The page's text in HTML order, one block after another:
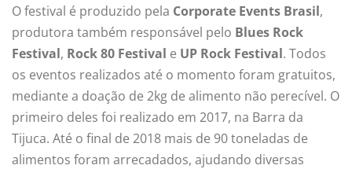
O festival é produzido pela Corporate Events Brasil,
produtora também responsável pelo Blues Rock
Festival, Rock 80 Festival e UP Rock Festival. Todos
os eventos realizados até o momento foram gratuitos,
mediante a doação de 2kg de alimento não perecível. O
primeiro deles foi realizado em 2017, na Barra da
Tijuca. Até o final de 2018 mais de 90 toneladas de
alimentos foram arrecadados, ajudando diversas